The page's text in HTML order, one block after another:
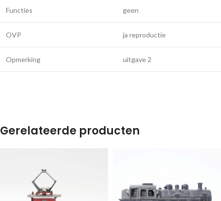
Functies geen
OVP ja reproductie
Opmerking uitgave 2
Gerelateerde producten